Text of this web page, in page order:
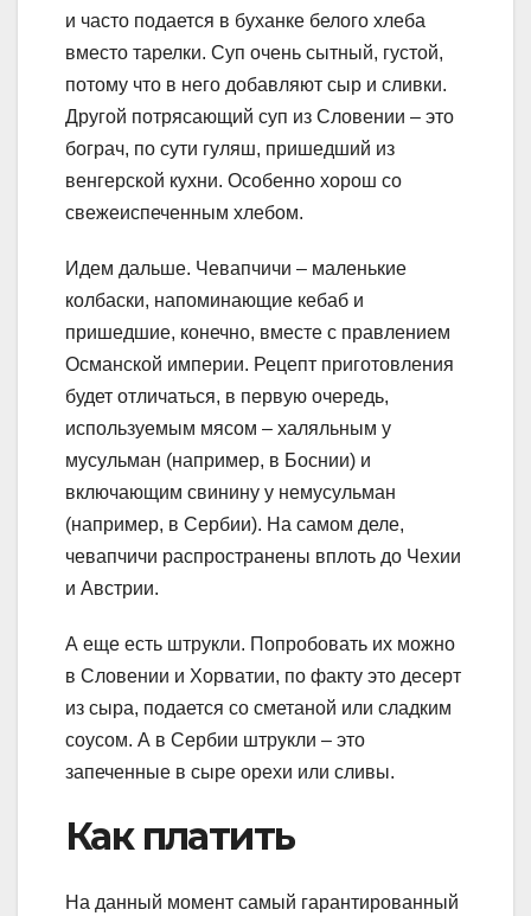
и часто подается в буханке белого хлеба
вместо тарелки. Суп очень сытный, густой,
потому что в него добавляют сыр и сливки.
Другой потрясающий суп из Словении – это
бограч, по сути гуляш, пришедший из
венгерской кухни. Особенно хорош со
свежеиспеченным хлебом.
Идем дальше. Чевапчичи – маленькие
колбаски, напоминающие кебаб и
пришедшие, конечно, вместе с правлением
Османской империи. Рецепт приготовления
будет отличаться, в первую очередь,
используемым мясом – халяльным у
мусульман (например, в Боснии) и
включающим свинину у немусульман
(например, в Сербии). На самом деле,
чевапчичи распространены вплоть до Чехии
и Австрии.
А еще есть штрукли. Попробовать их можно
в Словении и Хорватии, по факту это десерт
из сыра, подается со сметаной или сладким
соусом. А в Сербии штрукли – это
запеченные в сыре орехи или сливы.
Как платить
На данный момент самый гарантированный